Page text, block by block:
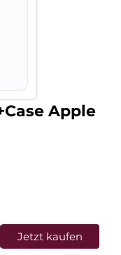
Apple
Jetzt kaufen